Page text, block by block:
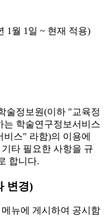
1월 1일 ~ 현재 적용)
술정보원(이하 "교육정
는 학술연구정보서비스
스" 라함)의 이용에
타 필요한 사항을 규
합니다.
변경)
뉴에 게시하여 공시함